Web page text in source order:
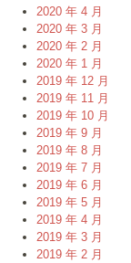
2020 年 4 月
2020 年 3 月
2020 年 2 月
2020 年 1 月
2019 年 12 月
2019 年 11 月
2019 年 10 月
2019 年 9 月
2019 年 8 月
2019 年 7 月
2019 年 6 月
2019 年 5 月
2019 年 4 月
2019 年 3 月
2019 年 2 月